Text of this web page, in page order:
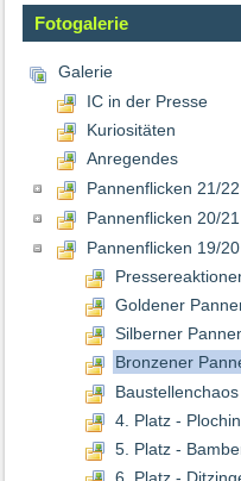
Fotogalerie
Galerie
IC in der Presse
Kuriositäten
Anregendes
Pannenflicken 21/22
Pannenflicken 20/21
Pannenflicken 19/20
Goldener
Silberner
Bronzener
4. Platz -
5. Platz -